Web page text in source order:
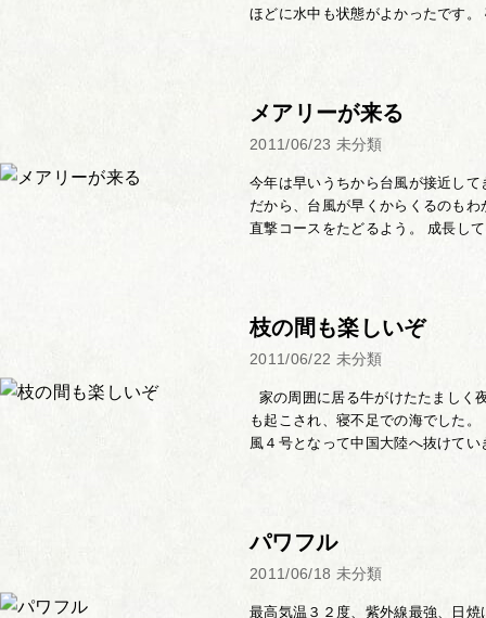
ほどに水中も状態がよかったです
メアリーが来る
2011/06/23 未分類
今年は早いうちから台風が接近し
だから、台風が早くからくるのも
直撃コースをたどるよう。 成長し
枝の間も楽しいぞ
2011/06/22 未分類
家の周囲に居る牛がけたたましく
も起こされ、寝不足での海でした
風４号となって中国大陸へ抜けて
パワフル
2011/06/18 未分類
最高気温３２度、紫外線最強、日